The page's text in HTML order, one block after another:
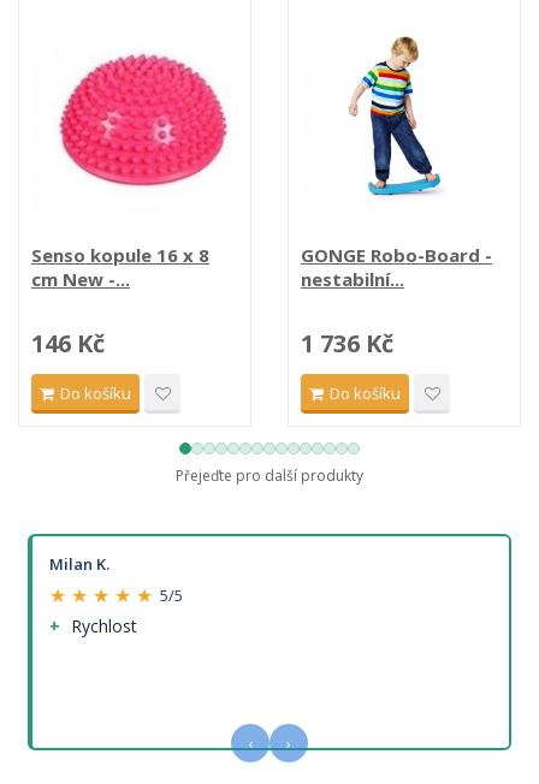
Senso kopule 16 x 8
cm New -...
146 Kč
Do košíku
GONGE Robo-Board -
nestabilní...
1 736 Kč
Do košíku
Přejeďte pro další produkty
Milan K.
★ ★ ★ ★ ★ 5/5
Rychlost
‹ ›